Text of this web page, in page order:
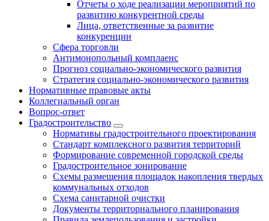
Отчеты о ходе реализации мероприятий по
развитию конкурентной среды
Лица, ответственные за развитие
конкуренции
Сфера торговли
Антимонопольный комплаенс
Прогноз социально-экономического развития
Стратегия социально-экономического развития
Нормативные правовые акты
Коллегиальный орган
Вопрос-ответ
Градостроительство
Нормативы градостроительного проектирования
Стандарт комплексного развития территорий
Формирование современной городской среды
Градостроительное зонирование
Схемы размещения площадок накопления твердых
коммунальных отходов
Схема санитарной очистки
Документы территориального планирования